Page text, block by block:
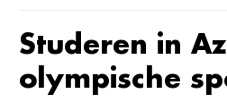
Studeren in
olympische